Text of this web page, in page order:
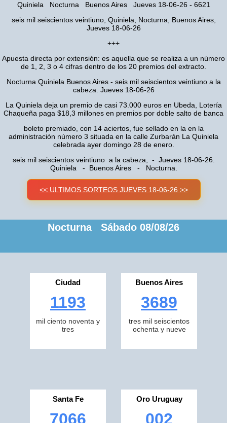
Quiniela Nocturna Buenos Aires Jueves 18-06-26 - 6621
seis mil seiscientos veintiuno, Quiniela, Nocturna, Buenos Aires,
Jueves 18-06-26
+++
Apuesta directa por extensión: es aquella que se realiza a un número
de 1, 2, 3 o 4 cifras dentro de los 20 premios del extracto.
Nocturna Quiniela Buenos Aires - seis mil seiscientos veintiuno a la
cabeza. Jueves 18-06-26
La Quiniela deja un premio de casi 73.000 euros en Ubeda, Lotería
Chaqueña paga $18,3 millones en premios por doble salto de banca
boleto premiado, con 14 aciertos, fue sellado en la en la
administración número 3 situada en la calle Zurbarán La Quiniela
celebrada ayer domingo 28 de enero.
seis mil seiscientos veintiuno a la cabeza, - Jueves 18-06-26.
Quiniela - Buenos Aires - Nocturna.
<< ULTIMOS SORTEOS JUEVES 18-06-26 >>
Nocturna Sábado 08/08/26
Ciudad
1193
mil ciento noventa y
tres
Buenos Aires
3689
tres mil seiscientos
ochenta y nueve
Santa Fe
7066
Oro Uruguay
002